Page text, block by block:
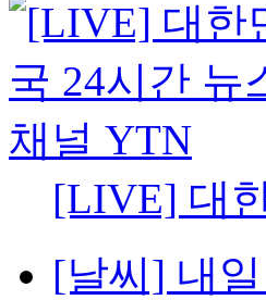
[LIVE] 대
[날씨] 내